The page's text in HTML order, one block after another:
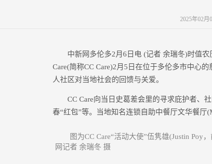
2025年02月
中新网多伦多2月6日电 (记者 余瑞冬)时值农
Care(简称CC Care)2月5日在位于多伦多市中心
人社区对当地社会的回馈与关爱。
CC Care向当日史葛差会里的寻求庇护者、社
春“红包”等。当地知名连锁自助中餐厅文华餐厅
图为CC Care“活动大使”伍隽雄(Justin Poy
网记者 余瑞冬 摄